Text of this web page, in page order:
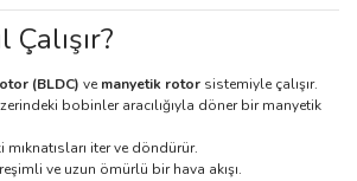
Çalışır?
(BLDC) ve manyetik rotor sistemiyle çalışır.
bobinler aracılığıyla döner bir manyetik
iter ve döndürür.
ve uzun ömürlü bir hava akışı.